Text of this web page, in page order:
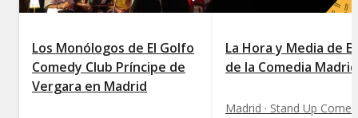
Los Monólogos de El Golfo
Comedy Club Príncipe de
Vergara en Madrid
La Hora y Media de
de la Comedia Madrid
Madrid · Stand Up